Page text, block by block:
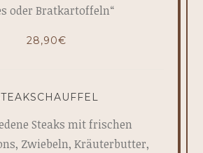
oder Bratkartoffeln“
28,90€
Steaks mit frischen
Zwiebeln, Kräuterbutter,